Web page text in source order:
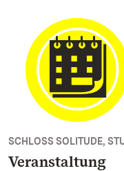
SCHLOSS SOLITUDE,
Veranstaltung